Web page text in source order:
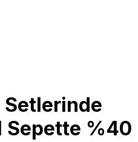
Setlerinde
Sepette %40